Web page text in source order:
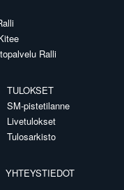
Ralli
TULOKSET
SM-pistetilanne
Livetulokset
Tulosarkisto
YHTEYSTIEDOT